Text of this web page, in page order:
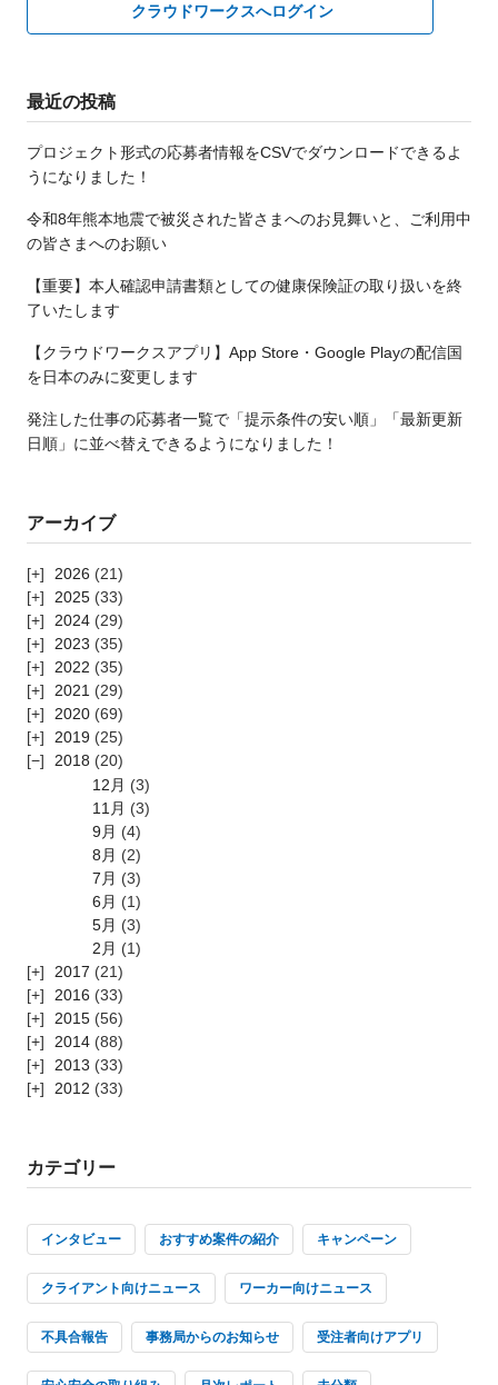
クラウドワークスへログイン
最近の投稿
プロジェクト形式の応募者情報をCSVでダウンロードできるよ
うになりました！
令和8年熊本地震で被災された皆さまへのお見舞いと、ご利用中
の皆さまへのお願い
【重要】本人確認申請書類としての健康保険証の取り扱いを終
了いたします
【クラウドワークスアプリ】App Store・Google Playの配信国
を日本のみに変更します
発注した仕事の応募者一覧で「提示条件の安い順」「最新更新
日順」に並べ替えできるようになりました！
アーカイブ
2026 (21)
2025 (33)
2024 (29)
2023 (35)
2022 (35)
2021 (29)
2020 (69)
2019 (25)
2018 (20)
12月 (3)
11月 (3)
9月 (4)
8月 (2)
7月 (3)
6月 (1)
5月 (3)
2月 (1)
2017 (21)
2016 (33)
2015 (56)
2014 (88)
2013 (33)
2012 (33)
カテゴリー
インタビュー おすすめ案件の紹介 キャンペーン
クライアント向けニュース ワーカー向けニュース
不具合報告 事務局からのお知らせ 受注者向けアプリ